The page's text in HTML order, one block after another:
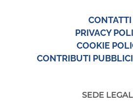
CONTATTI
PRIVACY
COOKIE
CONTRIBUTI
SEDE